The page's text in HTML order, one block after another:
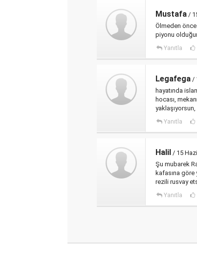
Mustafa /
Ölmeden önce
piyonu
Yanıtla
Legafega /
hayatında
hocası,
yaklaşıyorsun,
Yanıtla
Halil / 15
Şu mubarek
kafasına
rezili rusvay
Yanıtla